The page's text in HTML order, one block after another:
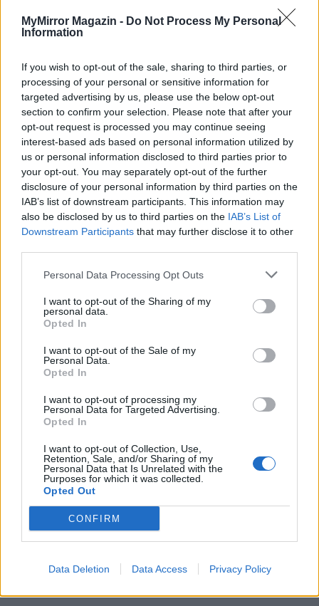
MyMirror Magazin - Do Not Process My Personal
Information
If you wish to opt-out of the sale, sharing to third parties, or
processing of your personal or sensitive information for
targeted advertising by us, please use the below opt-out
section to confirm your selection. Please note that after your
opt-out request is processed you may continue seeing
interest-based ads based on personal information utilized by
us or personal information disclosed to third parties prior to
your opt-out. You may separately opt-out of the further
disclosure of your personal information by third parties on the
IAB’s list of downstream participants. This information may
also be disclosed by us to third parties on the IAB’s List of
Downstream Participants that may further disclose it to other
Personal Data Processing Opt Outs
I want to opt-out of the Sharing of my
personal data.
Opted In
I want to opt-out of the Sale of my
Personal Data.
Opted In
I want to opt-out of processing my
Personal Data for Targeted Advertising.
Opted In
I want to opt-out of Collection, Use,
Retention, Sale, and/or Sharing of my
Personal Data that Is Unrelated with the
Purposes for which it was collected.
Opted Out
CONFIRM
Data Deletion Data Access Privacy Policy
next time I comment.
Notify me of follow-up comments by email.
Notify me of new posts by email.
- Advertisement -
46,301 Rajongók